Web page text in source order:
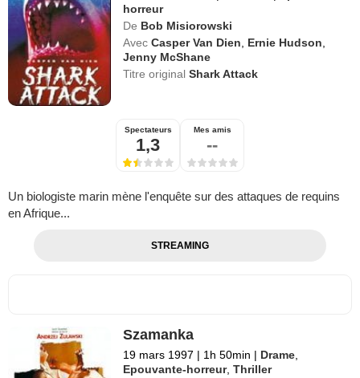
horreur
De Bob Misiorowski
Avec Casper Van Dien Ernie Hudson
Jenny McShane
Titre originalShark Attack
Spectateurs
1,3
Mes amis
--
Un biologiste marin mène l'enquête sur des attaques de requins
en Afrique...
STREAMING
Szamanka
19 mars 1997 | 1h 50min | Drame
Epouvante-horreur,Thriller